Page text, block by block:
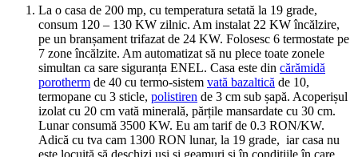
La o casa de 200 mp, cu temperatura setată la 19 grade,
consum 120 – 130 KW zilnic. Am instalat 22 KW încălzire,
pe un branșament trifazat de 24 KW. Folosesc 6 termostate pe
7 zone încălzite. Am automatizat să nu plece toate zonele
simultan ca sare siguranța ENEL. Casa este din cărămidă
porotherm de 40 cu termo-sistem vată bazaltică de 10,
termopane cu 3 sticle, polistiren de 3 cm sub șapă. Acoperișul
izolat cu 20 cm vată minerală, părțile mansardate cu 30 cm.
Lunar consumă 3500 KW. Eu am tarif de 0.3 RON/KW.
Adică cu tva cam 1300 RON lunar, la 19 grade, iar casa nu